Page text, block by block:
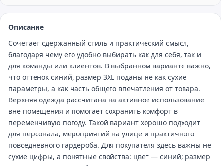
Описание
Сочетает сдержанный стиль и практический смысл,
благодаря чему его удобно выбирать как для себя, так и
для команды или клиентов. В выбранном варианте важно,
что оттенок синий, размер 3XL поданы не как сухие
параметры, а как часть общего впечатления от товара.
Верхняя одежда рассчитана на активное использование
вне помещения и помогает сохранить комфорт в
переменчивую погоду. Такой вариант хорошо подходит
для персонала, мероприятий на улице и практичного
повседневного гардероба. Для покупателя здесь важны не
сухие цифры, а понятные свойства: цвет — синий; размер